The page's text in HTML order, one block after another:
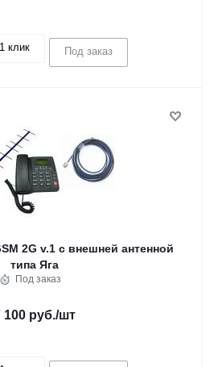
клик Под заказ
2G v.1 с внешней антенной
типа Яга
Под заказ
100 руб./шт